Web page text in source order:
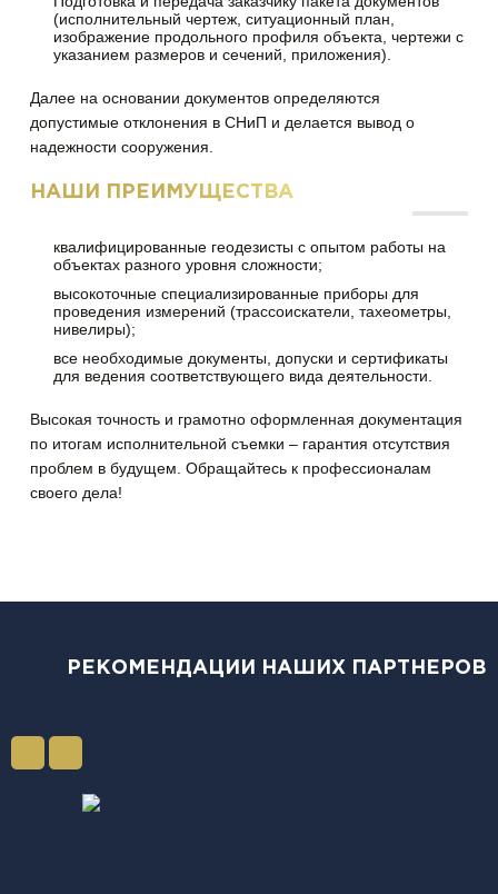
(исполнительный чертеж, ситуационный план,
изображение продольного профиля объекта, чертежи с
указанием размеров и сечений, приложения).
Далее на основании документов определяются
допустимые отклонения в СНиП и делается вывод о
надежности сооружения.
НАШИ ПРЕИМУЩЕСТВА
квалифицированные геодезисты с опытом работы на
объектах разного уровня сложности;
высокоточные специализированные приборы для
проведения измерений (трассоискатели, тахеометры,
нивелиры);
все необходимые документы, допуски и сертификаты
для ведения соответствующего вида деятельности.
Высокая точность и грамотно оформленная документация
по итогам исполнительной съемки – гарантия отсутствия
проблем в будущем. Обращайтесь к профессионалам
своего дела!
РЕКОМЕНДАЦИИ НАШИХ ПАРТНЕРОВ